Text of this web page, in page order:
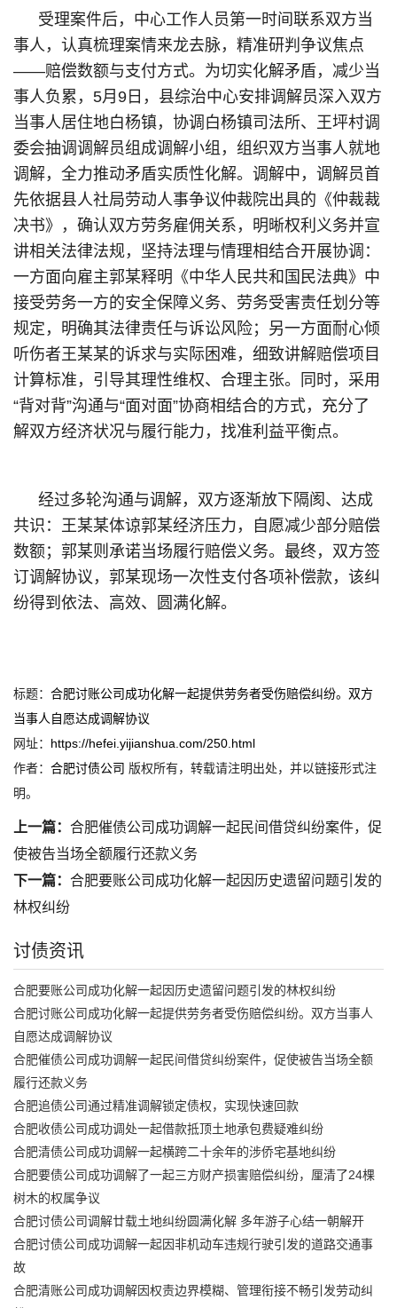
受理案件后，中心工作人员第一时间联系双方当
事人，认真梳理案情来龙去脉，精准研判争议焦点
——赔偿数额与支付方式。为切实化解矛盾，减少当
事人负累，5月9日，县综治中心安排调解员深入双方
当事人居住地白杨镇，协调白杨镇司法所、王坪村调
委会抽调调解员组成调解小组，组织双方当事人就地
调解，全力推动矛盾实质性化解。调解中，调解员首
先依据县人社局劳动人事争议仲裁院出具的《仲裁裁
决书》，确认双方劳务雇佣关系，明晰权利义务并宣
讲相关法律法规，坚持法理与情理相结合开展协调：
一方面向雇主郭某释明《中华人民共和国民法典》中
接受劳务一方的安全保障义务、劳务受害责任划分等
规定，明确其法律责任与诉讼风险；另一方面耐心倾
听伤者王某某的诉求与实际困难，细致讲解赔偿项目
计算标准，引导其理性维权、合理主张。同时，采用
“背对背”沟通与“面对面”协商相结合的方式，充分了
解双方经济状况与履行能力，找准利益平衡点。
经过多轮沟通与调解，双方逐渐放下隔阂、达成
共识：王某某体谅郭某经济压力，自愿减少部分赔偿
数额；郭某则承诺当场履行赔偿义务。最终，双方签
订调解协议，郭某现场一次性支付各项补偿款，该纠
纷得到依法、高效、圆满化解。
标题： 合肥讨账公司成功化解一起提供劳务者受伤赔偿纠纷。双方
当事人自愿达成调解协议
网址： https://hefei.yijianshua.com/250.html
作者： 合肥讨债公司 版权所有，转载请注明出处，并以链接形式注
明。
上一篇： 合肥催债公司成功调解一起民间借贷纠纷案件，促
使被告当场全额履行还款义务
下一篇： 合肥要账公司成功化解一起因历史遗留问题引发的
林权纠纷
讨债资讯
合肥要账公司成功化解一起因历史遗留问题引发的林权纠纷
合肥讨账公司成功化解一起提供劳务者受伤赔偿纠纷。双方当事人
自愿达成调解协议
合肥催债公司成功调解一起民间借贷纠纷案件，促使被告当场全额
履行还款义务
合肥追债公司通过精准调解锁定债权，实现快速回款
合肥收债公司成功调处一起借款抵顶土地承包费疑难纠纷
合肥清债公司成功调解一起横跨二十余年的涉侨宅基地纠纷
合肥要债公司成功调解了一起三方财产损害赔偿纠纷，厘清了24棵
树木的权属争议
合肥讨债公司调解廿载土地纠纷圆满化解 多年游子心结一朝解开
合肥讨债公司成功调解一起因非机动车违规行驶引发的道路交通事
故
合肥清账公司成功调解因权责边界模糊、管理衔接不畅引发劳动纠